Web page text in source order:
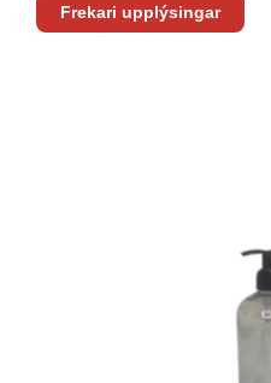
Frekari upplýsingar